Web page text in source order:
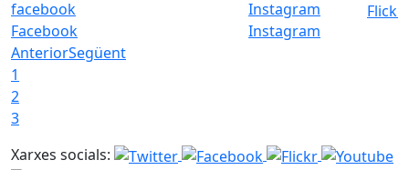
Facebook Instagram
Flickr
AnteriorSegüent
1
2
3
Xarxes socials: